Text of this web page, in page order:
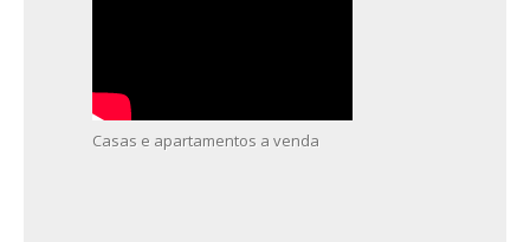
Casas e apartamentos a venda